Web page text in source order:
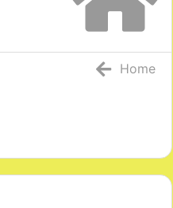
Home